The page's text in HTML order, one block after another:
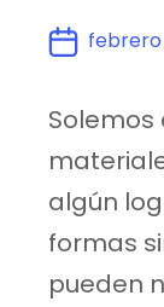
febrero
algún
formas
pueden